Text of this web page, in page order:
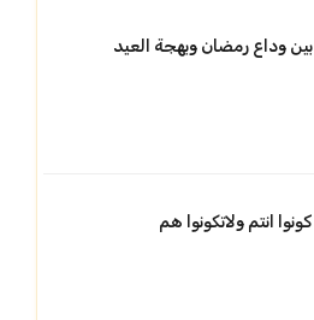
بين وداع رمضان وبهجة العيد
كونوا انتم ولاتكونوا هم